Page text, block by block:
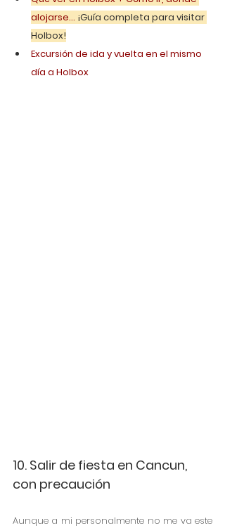
alojarse... ¡Guía completa para visitar
Holbox!
Excursión de ida y vuelta en el mismo
día a Holbox
10. Salir de fiesta en Cancun,
con precaución
Aunque a mi personalmente no me va este